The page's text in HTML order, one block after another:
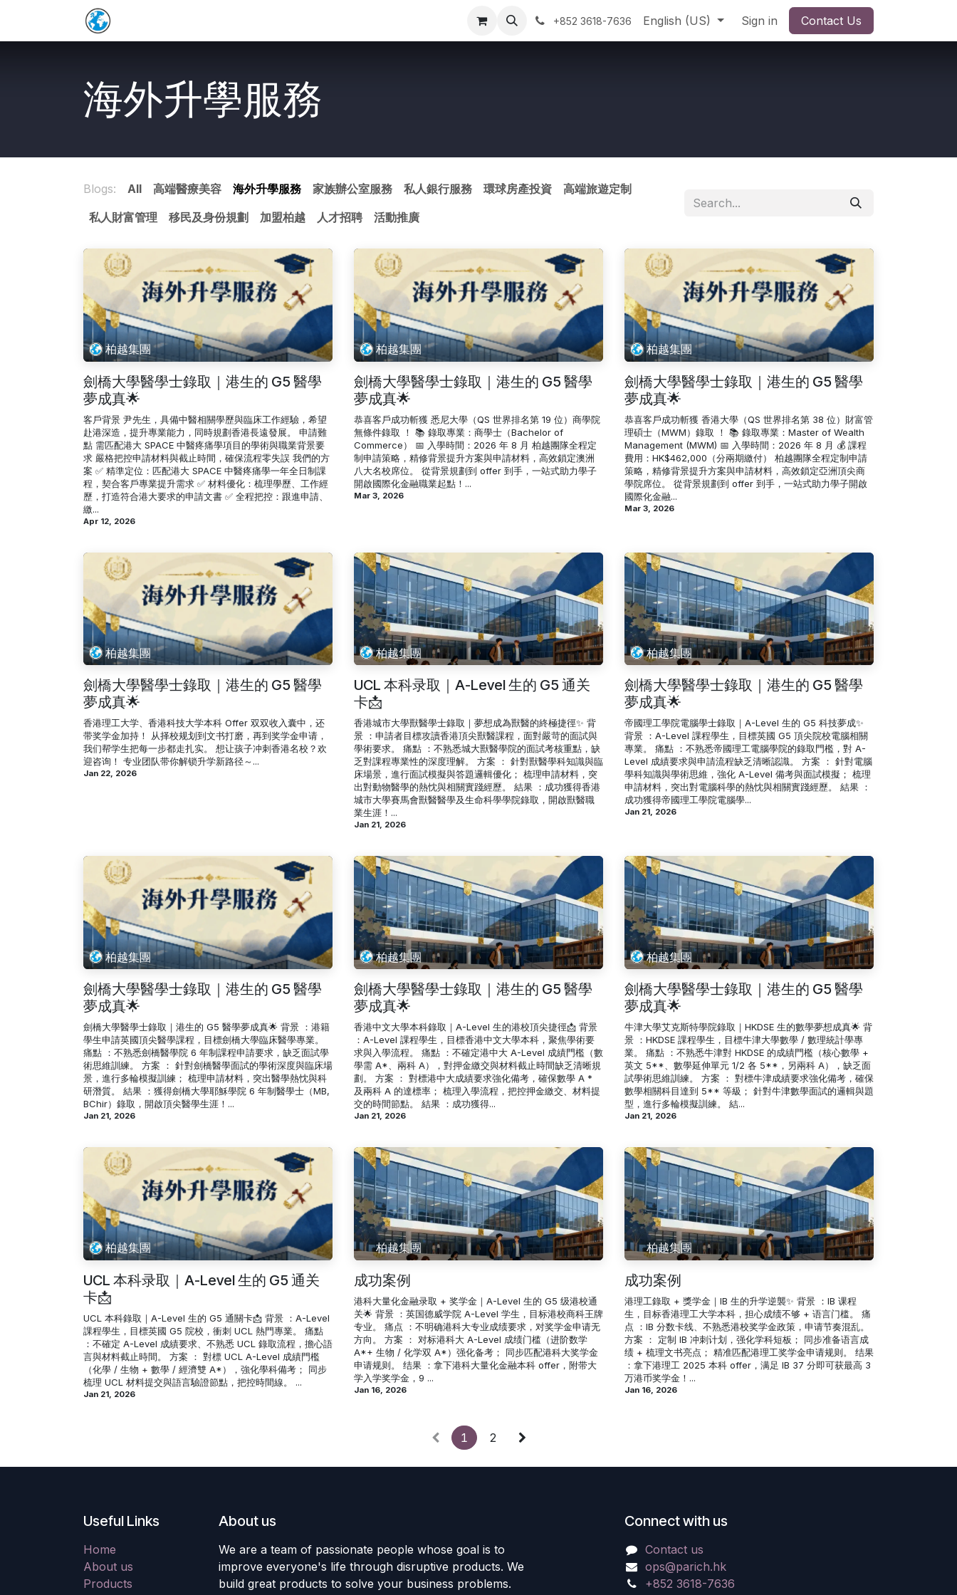
+852 3618-7636 English (US) Sign in Contact Us
海外升學服務
Blogs: All 高端醫療美容 海外升學服務 家族辦公室服務 私人銀行服務 環球房產投資
高端旅遊定制
私人財富管理
移民及身份規劃 加盟柏越 人才招聘 活動推廣
柏越集團
劍橋大學醫學士錄取｜港生的 G5 醫學
夢成真🌟
客戶背景 尹先生，具備中醫相關學歷與臨床工作經驗，希望
赴港深造，提升專業能力，同時規劃香港長遠發展。 申請難
點 需匹配港大 SPACE 中醫疼痛學項目的學術與職業背景要
求 嚴格把控申請材料與截止時間，確保流程零失誤 我們的方
案 ✅ 精準定位：匹配港大 SPACE 中醫疼痛學一年全日制課
程，契合客戶專業提升需求 ✅ 材料優化：梳理學歷、工作經
歷，打造符合港大要求的申請文書 ✅ 全程把控：跟進申請、
繳...
Apr 12, 2026
柏越集團
劍橋大學醫學士錄取｜港生的 G5 醫學
夢成真🌟
恭喜客戶成功斬獲 悉尼大學（QS 世界排名第 19 位）商學院
無條件錄取 ！ 📚 錄取專業：商學士（Bachelor of
Commerce） 📅 入學時間：2026 年 8 月 柏越團隊全程定
制申請策略，精修背景提升方案與申請材料，高效鎖定澳洲
八大名校席位。 從背景規劃到 offer 到手，一站式助力學子
開啟國際化金融職業起點！...
Mar 3, 2026
柏越集團
劍橋大學醫學士錄取｜港生的 G5 醫學
夢成真🌟
恭喜客戶成功斬獲 香港大學（QS 世界排名第 38 位）財富管
理碩士（MWM）錄取 ！ 📚 錄取專業：Master of Wealth
Management (MWM) 📅 入學時間：2026 年 8 月 💰 課程
費用：HK$462,000（分兩期繳付） 柏越團隊全程定制申請
策略，精修背景提升方案與申請材料，高效鎖定亞洲頂尖商
學院席位。 從背景規劃到 offer 到手，一站式助力學子開啟
國際化金融...
Mar 3, 2026
柏越集團
劍橋大學醫學士錄取｜港生的 G5 醫學
夢成真🌟
香港理工大学、香港科技大学本科 Offer 双双收入囊中，还
带奖学金加持！ 从择校规划到文书打磨，再到奖学金申请，
我们帮学生把每一步都走扎实。 想让孩子冲刺香港名校？欢
迎咨询！ 专业团队带你解锁升学新路径～...
Jan 22, 2026
柏越集團
UCL 本科录取｜A-Level 生的 G5 通关
卡📩
香港城市大學獸醫學士錄取｜夢想成為獸醫的終極捷徑✨ 背
景 ：申請者目標攻讀香港頂尖獸醫課程，面對嚴苛的面試與
學術要求。 痛點 ：不熟悉城大獸醫學院的面試考核重點，缺
乏對課程專業性的深度理解。 方案 ： 針對獸醫學科知識與臨
床場景，進行面試模擬與答題邏輯優化； 梳理申請材料，突
出對動物醫學的熱忱與相關實踐經歷。 結果 ：成功獲得香港
城市大學賽馬會獸醫醫學及生命科學學院錄取，開啟獸醫職
業生涯！...
Jan 21, 2026
柏越集團
劍橋大學醫學士錄取｜港生的 G5 醫學
夢成真🌟
帝國理工學院電腦學士錄取｜A-Level 生的 G5 科技夢成✨
背景 ：A-Level 課程學生，目標英國 G5 頂尖院校電腦相關
專業。 痛點 ：不熟悉帝國理工電腦學院的錄取門檻，對 A-
Level 成績要求與申請流程缺乏清晰認識。 方案 ： 針對電腦
學科知識與學術思維，強化 A-Level 備考與面試模擬； 梳理
申請材料，突出對電腦科學的熱忱與相關實踐經歷。 結果 ：
成功獲得帝國理工學院電腦學...
Jan 21, 2026
柏越集團
劍橋大學醫學士錄取｜港生的 G5 醫學
夢成真🌟
劍橋大學醫學士錄取｜港生的 G5 醫學夢成真🌟 背景 ：港籍
學生申請英國頂尖醫學課程，目標劍橋大學臨床醫學專業。
痛點 ：不熟悉劍橋醫學院 6 年制課程申請要求，缺乏面試學
術思維訓練。 方案 ： 針對劍橋醫學面試的學術深度與臨床場
景，進行多輪模擬訓練； 梳理申請材料，突出醫學熱忱與科
研潛質。 結果 ：獲得劍橋大學耶穌學院 6 年制醫學士（MB,
BChir）錄取，開啟頂尖醫學生涯！...
Jan 21, 2026
柏越集團
劍橋大學醫學士錄取｜港生的 G5 醫學
夢成真🌟
香港中文大學本科錄取｜A-Level 生的港校頂尖捷徑📩 背景
：A-Level 課程學生，目標香港中文大學本科，聚焦學術要
求與入學流程。 痛點 ：不確定港中大 A-Level 成績門檻（數
學需 A*、兩科 A），對押金繳交與材料截止時間缺乏清晰規
劃。 方案 ： 對標港中大成績要求強化備考，確保數學 A *
及兩科 A 的達標率； 梳理入學流程，把控押金繳交、材料提
交的時間節點。 結果 ：成功獲得...
Jan 21, 2026
柏越集團
劍橋大學醫學士錄取｜港生的 G5 醫學
夢成真🌟
牛津大學艾克斯特學院錄取｜HKDSE 生的數學夢想成真🌟 背
景 ：HKDSE 課程學生，目標牛津大學數學 / 數理統計學專
業。 痛點 ：不熟悉牛津對 HKDSE 的成績門檻（核心數學 +
英文 5**、數學延伸單元 1/2 各 5**，另兩科 A），缺乏面
試學術思維訓練。 方案 ： 對標牛津成績要求強化備考，確保
數學相關科目達到 5** 等級； 針對牛津數學面試的邏輯與題
型，進行多輪模擬訓練。 結...
Jan 21, 2026
柏越集團
UCL 本科录取｜A-Level 生的 G5 通关
卡📩
UCL 本科錄取｜A-Level 生的 G5 通關卡📩 背景 ：A-Level
課程學生，目標英國 G5 院校，衝刺 UCL 熱門專業。 痛點
：不確定 A-Level 成績要求、不熟悉 UCL 錄取流程，擔心語
言與材料截止時間。 方案 ： 對標 UCL A-Level 成績門檻
（化學 / 生物 + 數學 / 經濟雙 A*），強化學科備考； 同步
梳理 UCL 材料提交與語言驗證節點，把控時間線。 ...
Jan 21, 2026
柏越集團
成功案例
港科大量化金融录取 + 奖学金｜A-Level 生的 G5 级港校通
关🌟 背景 ：英国德威学院 A-Level 学生，目标港校商科王牌
专业。 痛点 ：不明确港科大专业成绩要求，对奖学金申请无
方向。 方案 ： 对标港科大 A-Level 成绩门槛（进阶数学
A*+ 生物 / 化学双 A*）强化备考； 同步匹配港科大奖学金
申请规则。 结果 ：拿下港科大量化金融本科 offer，附带大
学入学奖学金，9 ...
Jan 16, 2026
柏越集團
成功案例
港理工錄取 + 獎学金｜IB 生的升学逆襲✨ 背景 ：IB 课程
生，目标香港理工大学本科，担心成绩不够 + 语言门槛。 痛
点 ：IB 分数卡线、不熟悉港校奖学金政策，申请节奏混乱。
方案 ： 定制 IB 冲刺计划，强化学科短板； 同步准备语言成
绩 + 梳理文书亮点； 精准匹配港理工奖学金申请规则。 结果
：拿下港理工 2025 本科 offer，满足 IB 37 分即可获最高 3
万港币奖学金！...
Jan 16, 2026
1 2
Useful Links
Home
About us
Products
About us
We are a team of passionate people whose goal is to
improve everyone's life through disruptive products. We
build great products to solve your business problems.
Connect with us
Contact us
ops@parich.hk
+852 3618-7636